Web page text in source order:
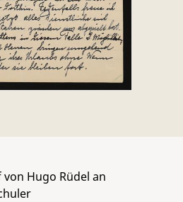
Hugo Rüdel an